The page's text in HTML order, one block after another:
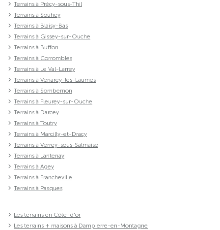
Terrains à Précy-sous-Thil
Terrains à Souhey
Terrains à Blaisy-Bas
Terrains à Gissey-sur-Ouche
Terrains à Buffon
Terrains à Corrombles
Terrains à Le Val-Larrey
Terrains à Venarey-les-Laumes
Terrains à Sombernon
Terrains à Fleurey-sur-Ouche
Terrains à Darcey
Terrains à Toutry
Terrains à Marcilly-et-Dracy
Terrains à Verrey-sous-Salmaise
Terrains à Lantenay
Terrains à Agey
Terrains à Francheville
Terrains à Pasques
Les terrains en Côte-d'or
Les terrains + maisons à Dampierre-en-Montagne